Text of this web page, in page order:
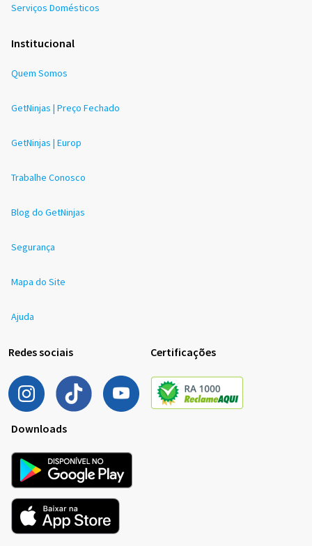
Serviços Domésticos
Institucional
Quem Somos
GetNinjas | Preço Fechado
GetNinjas | Europ
Trabalhe Conosco
Blog do GetNinjas
Segurança
Mapa do Site
Ajuda
Redes sociais Certificações
Downloads